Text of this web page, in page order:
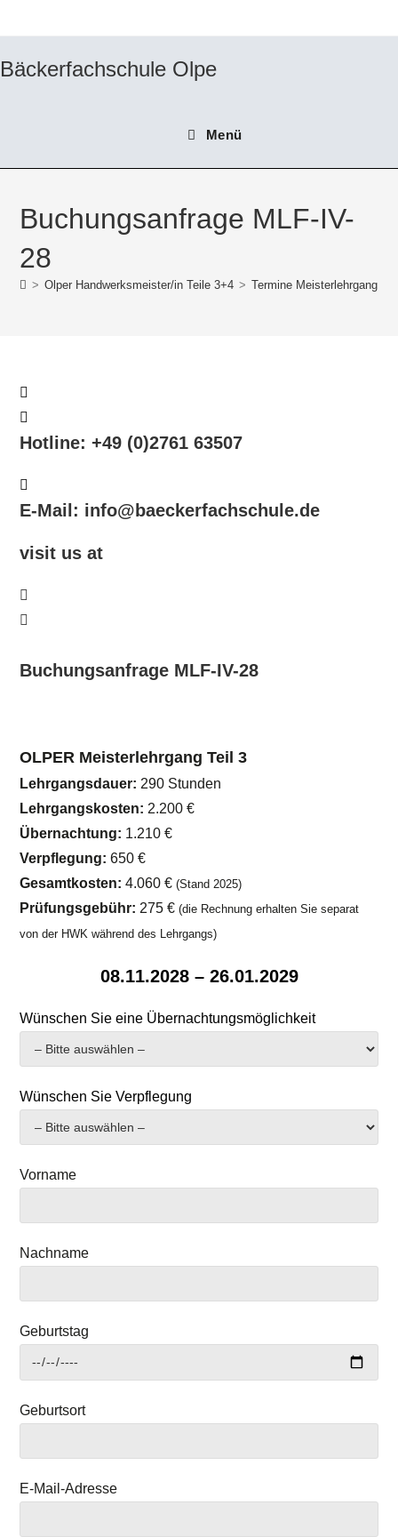
Bäckerfachschule Olpe
Menü
Buchungsanfrage MLF-IV-
28
> Olper Handwerksmeister/in Teile 3+4 > Termine Meisterlehrgang
Hotline: +49 (0)2761 63507
E-Mail: info@baeckerfachschule.de
visit us at
Buchungsanfrage MLF-IV-28
OLPER Meisterlehrgang Teil 3
Lehrgangsdauer: 290 Stunden
Lehrgangskosten: 2.200 €
Übernachtung: 1.210 €
Verpflegung: 650 €
Gesamtkosten: 4.060 €(Stand 2025)
Prüfungsgebühr: 275 €(die Rechnung erhalten Sie separat
von der HWK während des Lehrgangs)
08.11.2028 – 26.01.2029
Wünschen Sie eine Übernachtungsmöglichkeit
Wünschen Sie Verpflegung
Vorname
Nachname
Geburtstag
Geburtsort
E-Mail-Adresse